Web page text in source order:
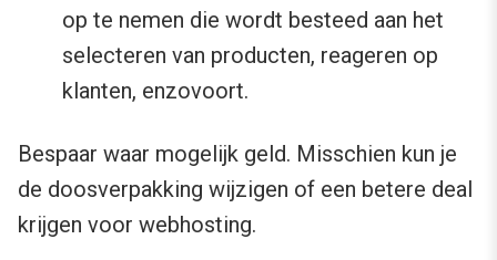
op te nemen die wordt besteed aan het
selecteren van producten, reageren op
klanten, enzovoort.
Bespaar waar mogelijk geld. Misschien kun je
de doosverpakking wijzigen of een betere deal
krijgen voor webhosting.